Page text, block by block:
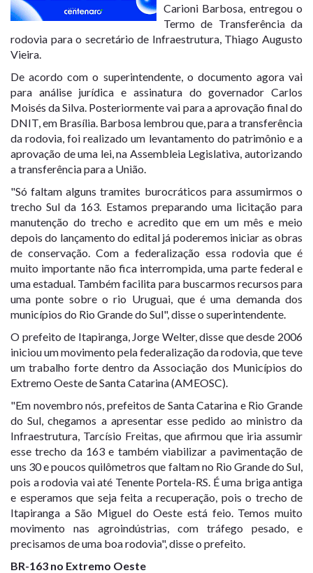
Carioni Barbosa, entregou o
Termo de Transferência da
rodovia para o secretário de Infraestrutura, Thiago Augusto
Vieira.
De acordo com o superintendente, o documento agora vai
para análise jurídica e assinatura do governador Carlos
Moisés da Silva. Posteriormente vai para a aprovação final do
DNIT, em Brasília. Barbosa lembrou que, para a transferência
da rodovia, foi realizado um levantamento do patrimônio e a
aprovação de uma lei, na Assembleia Legislativa, autorizando
a transferência para a União.
"Só faltam alguns tramites burocráticos para assumirmos o
trecho Sul da 163. Estamos preparando uma licitação para
manutenção do trecho e acredito que em um mês e meio
depois do lançamento do edital já poderemos iniciar as obras
de conservação. Com a federalização essa rodovia que é
muito importante não fica interrompida, uma parte federal e
uma estadual. Também facilita para buscarmos recursos para
uma ponte sobre o rio Uruguai, que é uma demanda dos
municípios do Rio Grande do Sul", disse o superintendente.
O prefeito de Itapiranga, Jorge Welter, disse que desde 2006
iniciou um movimento pela federalização da rodovia, que teve
um trabalho forte dentro da Associação dos Municípios do
Extremo Oeste de Santa Catarina (AMEOSC).
"Em novembro nós, prefeitos de Santa Catarina e Rio Grande
do Sul, chegamos a apresentar esse pedido ao ministro da
Infraestrutura, Tarcísio Freitas, que afirmou que iria assumir
esse trecho da 163 e também viabilizar a pavimentação de
uns 30 e poucos quilômetros que faltam no Rio Grande do Sul,
pois a rodovia vai até Tenente Portela-RS. É uma briga antiga
e esperamos que seja feita a recuperação, pois o trecho de
Itapiranga a São Miguel do Oeste está feio. Temos muito
movimento nas agroindústrias, com tráfego pesado, e
precisamos de uma boa rodovia", disse o prefeito.
BR-163 no Extremo Oeste